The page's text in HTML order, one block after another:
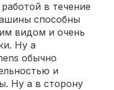
в течение
способны
видом и очень
Ну а
обычно
и
Ну а в сторону